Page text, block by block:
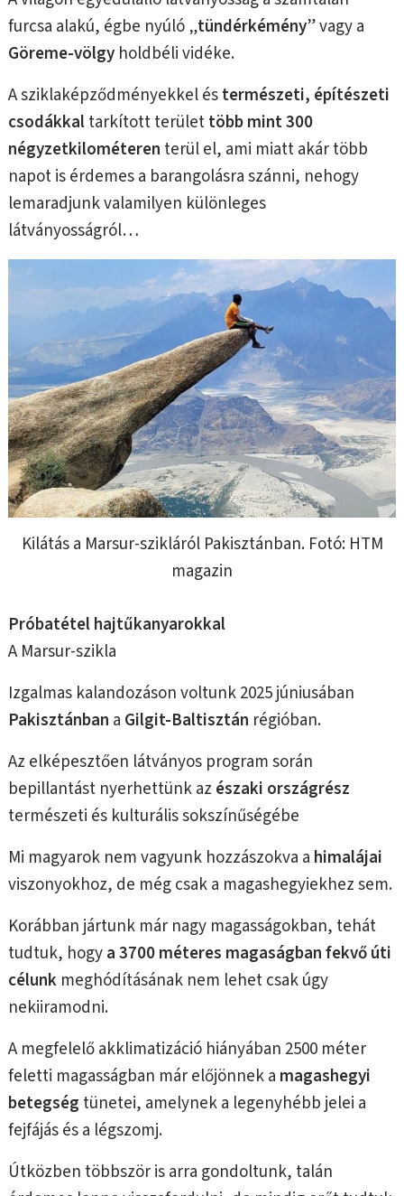
furcsa alakú, égbe nyúló „tündérkémény” vagy a
Göreme-völgy holdbéli vidéke.
A sziklaképződményekkel éstermészeti, építészeti
csodákkaltarkított területtöbb mint 300
négyzetkilométeren terül el, ami miatt akár több
napot is érdemes a barangolásra szánni, nehogy
lemaradjunk valamilyen különleges
látványosságról…
Kilátás a Marsur-szikláról Pakisztánban. Fotó: HTM
magazin
Próbatétel hajtűkanyarokkal
A Marsur-szikla
Izgalmas kalandozáson voltunk 2025 júniusában
Pakisztánban a Gilgit-Baltisztán régióban.
Az elképesztően látványos program során
bepillantást nyerhettünk az északi országrész
természeti és kulturális sokszínűségébe
Mi magyarok nem vagyunk hozzászokva a himalájai
viszonyokhoz, de még csak a magashegyiekhez sem.
Korábban jártunk már nagy magasságokban, tehát
tudtuk, hogya 3700 méteres magaságban fekvő úti
célunk meghódításának nem lehet csak úgy
nekiiramodni.
A megfelelő akklimatizáció hiányában 2500 méter
feletti magasságban már előjönnek a magashegyi
betegség tünetei, amelynek a legenyhébb jelei a
fejfájás és a légszomj.
Útközben többször is arra gondoltunk, talán